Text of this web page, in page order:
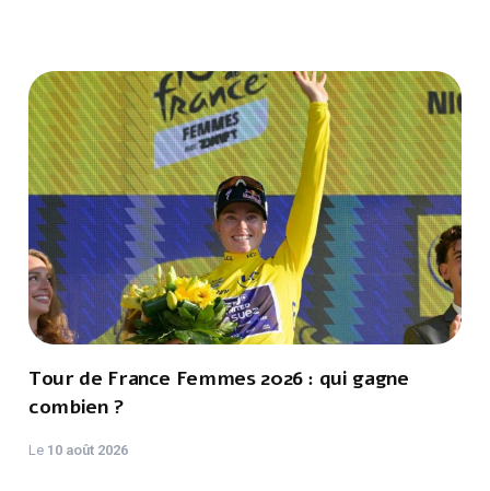
Tour de France Femmes 2026 : qui gagne
combien ?
Le 10 août 2026